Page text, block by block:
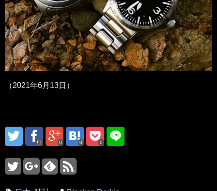
（2021年6月13日）
0 0 0